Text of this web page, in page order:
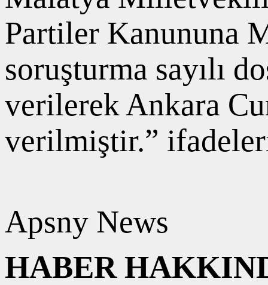
Partiler Kanununa
soruşturma sayılı
verilerek Ankara
verilmiştir.”
Apsny News
HABER